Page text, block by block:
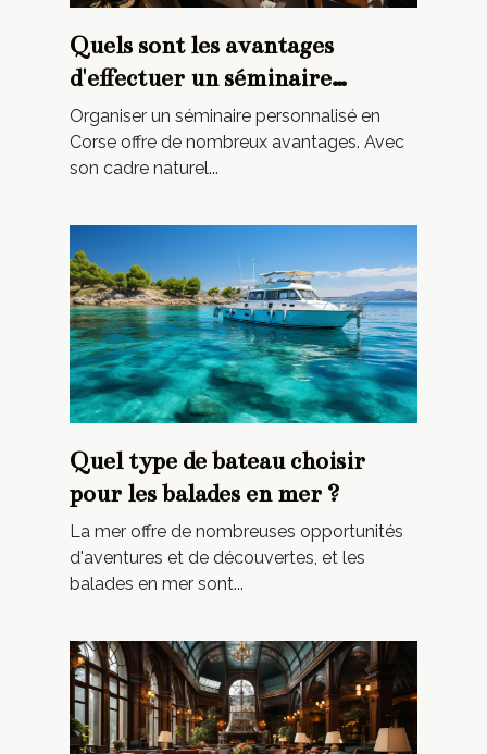
Quels sont les avantages
d'effectuer un séminaire
personnalisé en Corse ?
Organiser un séminaire personnalisé en
Corse offre de nombreux avantages. Avec
son cadre naturel...
Quel type de bateau choisir
pour les balades en mer ?
La mer offre de nombreuses opportunités
d'aventures et de découvertes, et les
balades en mer sont...